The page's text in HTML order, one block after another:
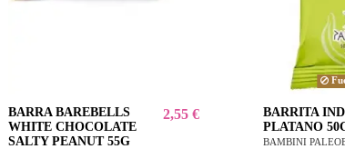
BARRA BAREBELLS
WHITE CHOCOLATE
SALTY PEANUT 55G
2,55 €
BARRITA
PLATANO
BAMBINI